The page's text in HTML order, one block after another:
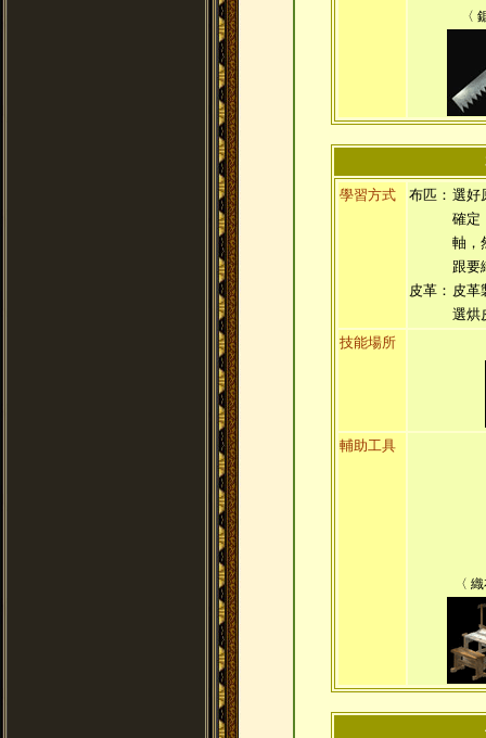
〈
學習方式 布匹： 選好
確定
軸，
跟要
皮革： 皮革
選烘
技能場所
輔助工具
〈